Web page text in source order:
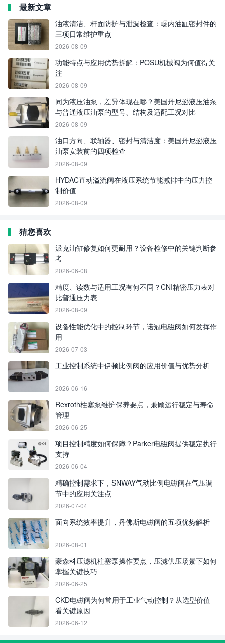
最新文章
油液清洁、杆面防护与泄漏检查：崛内油缸密封件的
三项日常维护重点
2026-08-09
功能特点与应用优势拆解：POSU机械阀为何值得关
注
2026-08-09
同为液压油泵，差异体现在哪？美国丹尼逊液压油泵
与普通液压油泵的型号、结构及适配工况对比
2026-08-09
油口方向、联轴器、密封与清洁度：美国丹尼逊液压
油泵安装前的四项检查
2026-08-09
HYDAC直动溢流阀在液压系统节能减排中的压力控
制价值
2026-08-09
猜您喜欢
派克油缸修复如何更耐用？设备检修中的关键判断参
考
2026-06-08
精度、读数与适用工况有何不同？CNI精密压力表对
比普通压力表
2026-08-09
设备性能优化中的控制环节，诺冠电磁阀如何发挥作
用
2026-07-03
工业控制系统中伊顿比例阀的应用价值与优势分析
2026-06-16
Rexroth柱塞泵维护保养要点，兼顾运行稳定与寿命
管理
2026-06-25
项目控制精度如何保障？Parker电磁阀提供稳定执行
支持
2026-06-04
精确控制需求下，SNWAY气动比例电磁阀在气压调
节中的应用关注点
2026-07-04
面向系统效率提升，丹佛斯电磁阀的五项优势解析
2026-08-01
豪森科压滤机柱塞泵操作要点，压滤供压场景下如何
掌握关键技巧
2026-06-25
CKD电磁阀为何常用于工业气动控制？从选型价值
看关键原因
2026-06-12